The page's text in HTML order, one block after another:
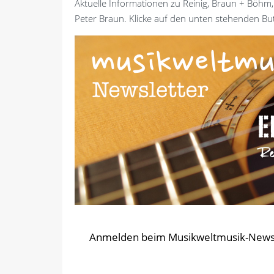
Aktuelle Informationen zu Reinig, Braun +
Peter Braun. Klicke auf den unten stehenden
Anmelden beim Musikweltmusik-